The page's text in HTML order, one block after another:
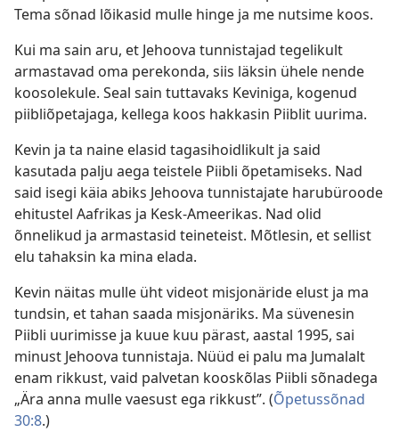
Tema sõnad lõikasid mulle hinge ja me nutsime koos.
Kui ma sain aru, et Jehoova tunnistajad tegelikult
armastavad oma perekonda, siis läksin ühele nende
koosolekule. Seal sain tuttavaks Keviniga, kogenud
piibliõpetajaga, kellega koos hakkasin Piiblit uurima.
Kevin ja ta naine elasid tagasihoidlikult ja said
kasutada palju aega teistele Piibli õpetamiseks. Nad
said isegi käia abiks Jehoova tunnistajate harubüroode
ehitustel Aafrikas ja Kesk-Ameerikas. Nad olid
õnnelikud ja armastasid teineteist. Mõtlesin, et sellist
elu tahaksin ka mina elada.
Kevin näitas mulle üht videot misjonäride elust ja ma
tundsin, et tahan saada misjonäriks. Ma süvenesin
Piibli uurimisse ja kuue kuu pärast, aastal 1995, sai
minust Jehoova tunnistaja. Nüüd ei palu ma Jumalalt
enam rikkust, vaid palvetan kooskõlas Piibli sõnadega
„Ära anna mulle vaesust ega rikkust”. (Õpetussõnad
30:8.)